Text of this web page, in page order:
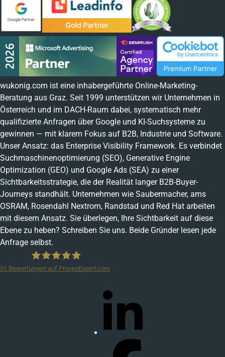
wukonig.com ist eine inhabergeführte Online-Marketing-
Beratung aus Graz. Seit 1999 unterstützen wir Unternehmen in
Österreich und im DACH-Raum dabei, systematisch mehr
qualifizierte Anfragen über Google und KI-Suchsysteme zu
gewinnen — mit klarem Fokus auf B2B, Industrie und Software.
Unser Ansatz: das Enterprise Visibility Framework. Es verbindet
Suchmaschinenoptimierung (SEO), Generative Engine
Optimization (GEO) und Google Ads (SEA) zu einer
Sichtbarkeitsstrategie, die der Realität langer B2B-Buyer-
Journeys standhält. Unternehmen wie Saubermacher, ams
OSRAM, Rosendahl Nextrom, Randstad und Red Hat arbeiten
mit diesem Ansatz. Sie überlegen, Ihre Sichtbarkeit auf diese
Ebene zu heben? Schreiben Sie uns. Beide Gründer lesen jede
Anfrage selbst.
51 Bewertungen auf ProvenExpert.com